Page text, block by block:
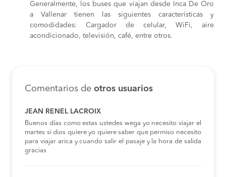
Generalmente, los buses que viajan desde Inca De Oro
a Vallenar tienen las siguientes características y
comodidades: Cargador de celular, WiFi, aire
acondicionado, televisión, café, entre otros.
Comentarios de otros usuarios
JEAN RENEL LACROIX
Buenos días como estas ustedes wega yo necesito viajar el
martes si dios quiere yo quiere saber que permiso necesito
para viajar arica y cuando salir el pasaje y la hora de salida
gracias